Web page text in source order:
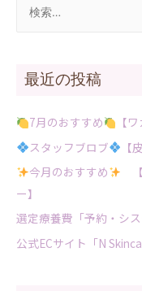
最近の投稿
7月のおすすめ
【
スタッフブロブ
【
今月のおすすめ
ー】
選定療養費「予約・シ
公式ECサイト「N